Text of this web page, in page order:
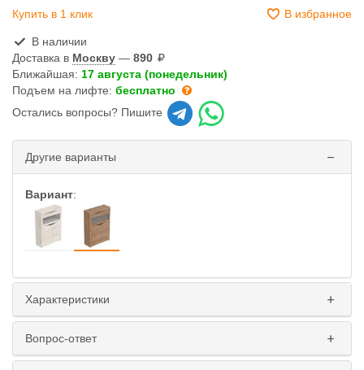
Купить в 1 клик В избранное
В наличии
Доставка в Москву — 890
Ближайшая: 17 августа (понедельник)
Подъем на лифте: бесплатно
Остались вопросы? Пишите
Другие варианты
Вариант:
Характеристики
Вопрос-ответ